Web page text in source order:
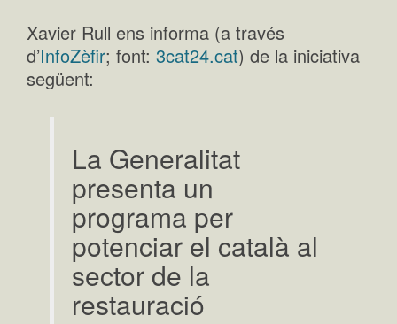
Xavier Rull ens informa (a través
d’InfoZèfir; font: 3cat24.cat) de la iniciativa
següent:
La Generalitat
presenta un
programa per
potenciar el català al
sector de la
restauració